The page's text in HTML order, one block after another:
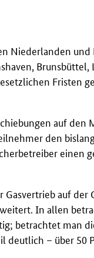
Niederlanden
Fristen
auf den
den
einen
auf
In allen
betrachtet man
deutlich – über 50